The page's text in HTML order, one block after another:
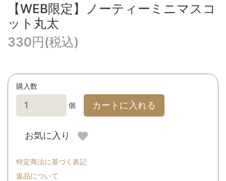
【WEB限定】ノーティーミニマスコ
ット丸太
330円(税込)
購入数
個 カートに入れる
お気に入り
特定商法に基づく表記
返品について